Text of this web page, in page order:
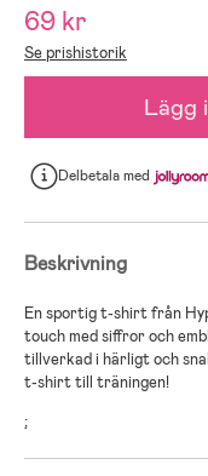
69 kr
Se prishistorik
Lägg
Delbetalamed
Beskrivning
En sportig t-shirt från
touch med siffror och
tillverkad i härligt och
t-shirt till träningen!
;